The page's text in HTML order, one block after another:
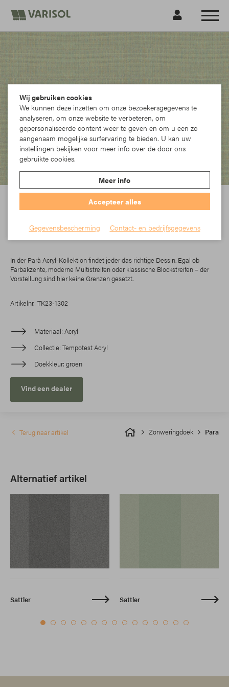
Farbakzente, moderne Multistreifen oder klassische Blockstreifen – der
In der Parà Acryl-Kollektion findet jeder das richtige Dessin. Egal ob
Farbakzente, moderne Multistreifen oder klassische Blockstreifen – der
Vorstellung sind hier keine Grenzen gesetzt.
Artikelnr.: TK23-1302
Materiaal Acryl
Collectie Tempotest Acryl
Doekkleur groen
Vind een dealer
Zonweringdoek Para
Terug naar artikel
Alternatief artikel
Sattler Sattler
Wij gebruiken cookies
We kunnen deze inzetten om onze bezoekersgegevens te
analyseren, om onze website te verbeteren, om
gepersonaliseerde content weer te geven en om u een zo
aangenaam mogelijke surfervaring te bieden. U kan uw
instellingen bekijken voor meer info over de door ons
gebruikte cookies.
Meer info
Accepteer alles
Gegevensbescherming Contact- en bedrijfsgegevens